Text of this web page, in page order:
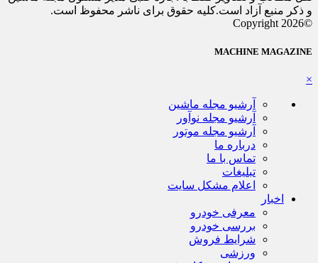
و ذکر منبع آزاد است.کلیه حقوق برای ناشر محفوظ است.
©Copyright 2026
MACHINE MAGAZINE
×
آرشیو مجله ماشین
آرشیو مجله نوآور
آرشیو مجله موتور
درباره ما
تماس با ما
تبلیغات
اعلام مشکل سایت
اخبار
معرفی خودرو
بررسی خودرو
شرایط فروش
ورزشی